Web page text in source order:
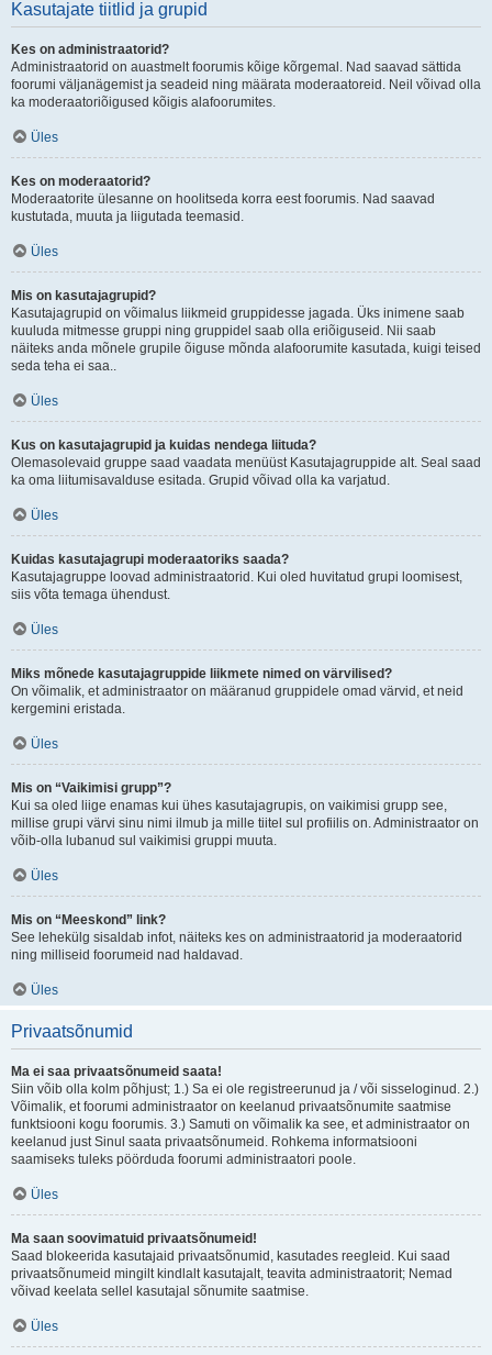
Kasutajate tiitlid ja grupid
Kes on administraatorid?
Administraatorid on auastmelt foorumis kõige kõrgemal. Nad saavad sättida
foorumi väljanägemist ja seadeid ning määrata moderaatoreid. Neil võivad olla
ka moderaatoriõigused kõigis alafoorumites.
Üles
Kes on moderaatorid?
Moderaatorite ülesanne on hoolitseda korra eest foorumis. Nad saavad
kustutada, muuta ja liigutada teemasid.
Üles
Mis on kasutajagrupid?
Kasutajagrupid on võimalus liikmeid gruppidesse jagada. Üks inimene saab
kuuluda mitmesse gruppi ning gruppidel saab olla eriõiguseid. Nii saab
näiteks anda mõnele grupile õiguse mõnda alafoorumite kasutada, kuigi teised
seda teha ei saa..
Üles
Kus on kasutajagrupid ja kuidas nendega liituda?
Olemasolevaid gruppe saad vaadata menüüst Kasutajagruppide alt. Seal saad
ka oma liitumisavalduse esitada. Grupid võivad olla ka varjatud.
Üles
Kuidas kasutajagrupi moderaatoriks saada?
Kasutajagruppe loovad administraatorid. Kui oled huvitatud grupi loomisest,
siis võta temaga ühendust.
Üles
Miks mõnede kasutajagruppide liikmete nimed on värvilised?
On võimalik, et administraator on määranud gruppidele omad värvid, et neid
kergemini eristada.
Üles
Mis on “Vaikimisi grupp”?
Kui sa oled liige enamas kui ühes kasutajagrupis, on vaikimisi grupp see,
millise grupi värvi sinu nimi ilmub ja mille tiitel sul profiilis on. Administraator on
võib-olla lubanud sul vaikimisi gruppi muuta.
Üles
Mis on “Meeskond” link?
See lehekülg sisaldab infot, näiteks kes on administraatorid ja moderaatorid
ning milliseid foorumeid nad haldavad.
Üles
Privaatsõnumid
Ma ei saa privaatsõnumeid saata!
Siin võib olla kolm põhjust; 1.) Sa ei ole registreerunud ja / või sisseloginud. 2.)
Võimalik, et foorumi administraator on keelanud privaatsõnumite saatmise
funktsiooni kogu foorumis. 3.) Samuti on võimalik ka see, et administraator on
keelanud just Sinul saata privaatsõnumeid. Rohkema informatsiooni
saamiseks tuleks pöörduda foorumi administraatori poole.
Üles
Ma saan soovimatuid privaatsõnumeid!
Saad blokeerida kasutajaid privaatsõnumid, kasutades reegleid. Kui saad
privaatsõnumeid mingilt kindlalt kasutajalt, teavita administraatorit; Nemad
võivad keelata sellel kasutajal sõnumite saatmise.
Üles